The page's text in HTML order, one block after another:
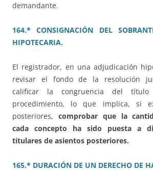
demandante.
164.* CONSIGNACIÓN DEL
HIPOTECARIA.
El registrador, en una adjudicación
revisar el fondo de la resolución
calificar la congruencia del
procedimiento, lo que implica, si
posteriores, comprobar que la
cada concepto ha sido puesta a
titulares de asientos posteriores.
165.* DURACIÓN DE UN DERECHO DE